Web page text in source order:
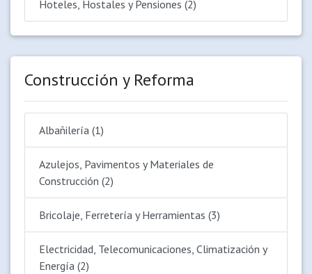
Hoteles, Hostales y Pensiones (2)
Construcción y Reforma
Albañilería (1)
Azulejos, Pavimentos y Materiales de
Construcción (2)
Bricolaje, Ferretería y Herramientas (3)
Electricidad, Telecomunicaciones, Climatización y
Energía (2)